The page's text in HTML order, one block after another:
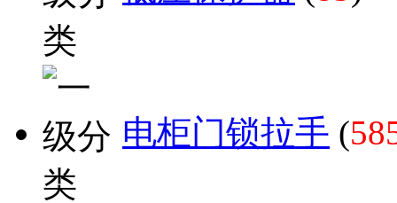
电柜门锁拉手 (